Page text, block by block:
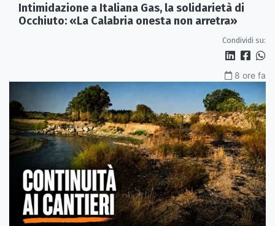
Intimidazione a Italiana Gas, la solidarietà di
Occhiuto: «La Calabria onesta non arretra»
Condividi su:
8 ore fa